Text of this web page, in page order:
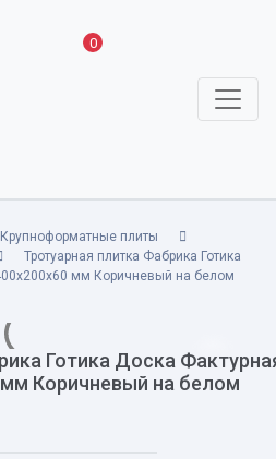
0
Крупноформатные плиты
Тротуарная плитка Фабрика Готика
мм Коричневый на белом
Готика Доска
мм Коричневый на белом